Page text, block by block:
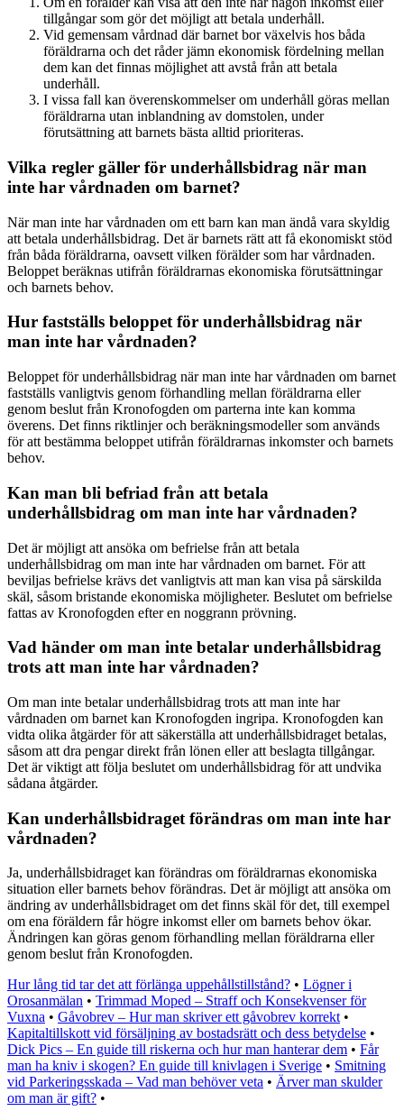
tillgångar som gör det möjligt att betala underhåll.
Vid gemensam vårdnad där barnet bor växelvis hos båda
föräldrarna och det råder jämn ekonomisk fördelning mellan
dem kan det finnas möjlighet att avstå från att betala
underhåll.
I vissa fall kan överenskommelser om underhåll göras mellan
föräldrarna utan inblandning av domstolen, under
förutsättning att barnets bästa alltid prioriteras.
Vilka regler gäller för underhållsbidrag när man
inte har vårdnaden om barnet?
När man inte har vårdnaden om ett barn kan man ändå vara skyldig
att betala underhållsbidrag. Det är barnets rätt att få ekonomiskt stöd
från båda föräldrarna, oavsett vilken förälder som har vårdnaden.
Beloppet beräknas utifrån föräldrarnas ekonomiska förutsättningar
och barnets behov.
Hur fastställs beloppet för underhållsbidrag när
man inte har vårdnaden?
Beloppet för underhållsbidrag när man inte har vårdnaden om barnet
fastställs vanligtvis genom förhandling mellan föräldrarna eller
genom beslut från Kronofogden om parterna inte kan komma
överens. Det finns riktlinjer och beräkningsmodeller som används
för att bestämma beloppet utifrån föräldrarnas inkomster och barnets
behov.
Kan man bli befriad från att betala
underhållsbidrag om man inte har vårdnaden?
Det är möjligt att ansöka om befrielse från att betala
underhållsbidrag om man inte har vårdnaden om barnet. För att
beviljas befrielse krävs det vanligtvis att man kan visa på särskilda
skäl, såsom bristande ekonomiska möjligheter. Beslutet om befrielse
fattas av Kronofogden efter en noggrann prövning.
Vad händer om man inte betalar underhållsbidrag
trots att man inte har vårdnaden?
Om man inte betalar underhållsbidrag trots att man inte har
vårdnaden om barnet kan Kronofogden ingripa. Kronofogden kan
vidta olika åtgärder för att säkerställa att underhållsbidraget betalas,
såsom att dra pengar direkt från lönen eller att beslagta tillgångar.
Det är viktigt att följa beslutet om underhållsbidrag för att undvika
sådana åtgärder.
Kan underhållsbidraget förändras om man inte har
vårdnaden?
Ja, underhållsbidraget kan förändras om föräldrarnas ekonomiska
situation eller barnets behov förändras. Det är möjligt att ansöka om
ändring av underhållsbidraget om det finns skäl för det, till exempel
om ena föräldern får högre inkomst eller om barnets behov ökar.
Ändringen kan göras genom förhandling mellan föräldrarna eller
genom beslut från Kronofogden.
Hur lång tid tar det att förlänga uppehållstillstånd? • Lögner i
Orosanmälan • Trimmad Moped – Straff och Konsekvenser för
Vuxna • Gåvobrev – Hur man skriver ett gåvobrev korrekt•
Kapitaltillskott vid försäljning av bostadsrätt och dess betydelse •
Dick Pics – En guide till riskerna och hur man hanterar dem • Får
man ha kniv i skogen? En guide till knivlagen i Sverige • Smitning
vid Parkeringsskada – Vad man behöver veta • Ärver man skulder
om man är gift? •